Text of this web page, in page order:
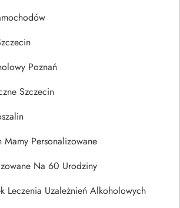
Poznań
Szczecin
Mamy Personalizowane
Na 60 Urodziny
Leczenia Uzależnień Alkoholowych